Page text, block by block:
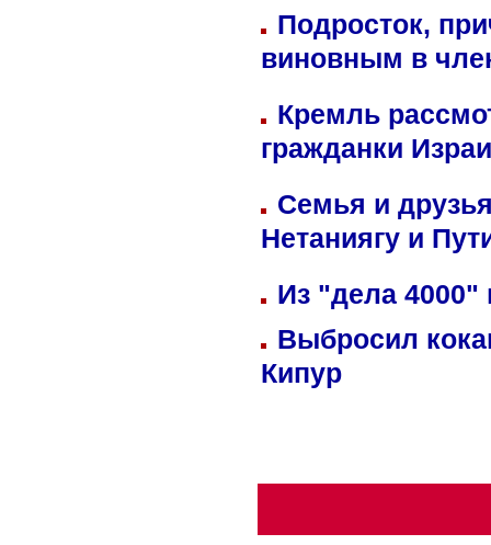
Подросток,
виновным в
Кремль
гражданки
Семья и
Нетаниягу и
Из "дела 4000"
Выбросил
Кипур